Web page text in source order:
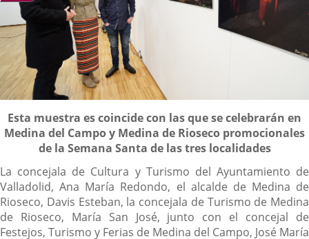
Descripción
Esta muestra es coincide con las que se celebrarán en
Medina del Campo y Medina de Rioseco promocionales
de la Semana Santa de las tres localidades
La concejala de Cultura y Turismo del Ayuntamiento de
Valladolid, Ana María Redondo, el alcalde de Medina de
Rioseco, Davis Esteban, la concejala de Turismo de Medina
de Rioseco, María San José, junto con el concejal de
Festejos, Turismo y Ferias de Medina del Campo, José María